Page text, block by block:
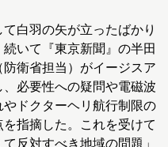
白羽の矢が立ったばかり
いて『東京新聞』の半田
衛省担当）がイージスア
必要性への疑問や電磁波
ドクターヘリ航行制限の
指摘した。これを受けて
反対すべき地域の問題」